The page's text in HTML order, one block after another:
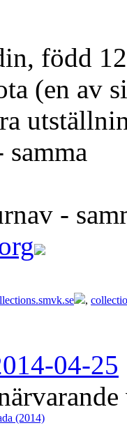
född
(en av
-
,
04-25
(2014)